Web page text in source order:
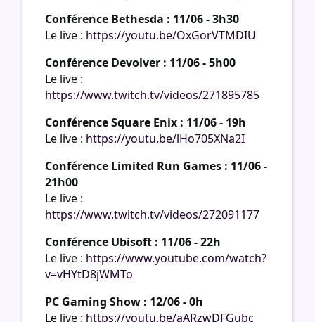
Conférence Bethesda : 11/06 - 3h30
Le live : https://youtu.be/OxGorVTMDIU
Conférence Devolver : 11/06 - 5h00
Le live :
https://www.twitch.tv/videos/271895785
Conférence Square Enix : 11/06 - 19h
Le live : https://youtu.be/lHo705XNa2I
Conférence Limited Run Games : 11/06 -
21h00
Le live :
https://www.twitch.tv/videos/272091177
Conférence Ubisoft : 11/06 - 22h
Le live : https://www.youtube.com/watch?
v=vHYtD8jWMTo
PC Gaming Show : 12/06 - 0h
Le live : https://youtu.be/aARzwDFGubc